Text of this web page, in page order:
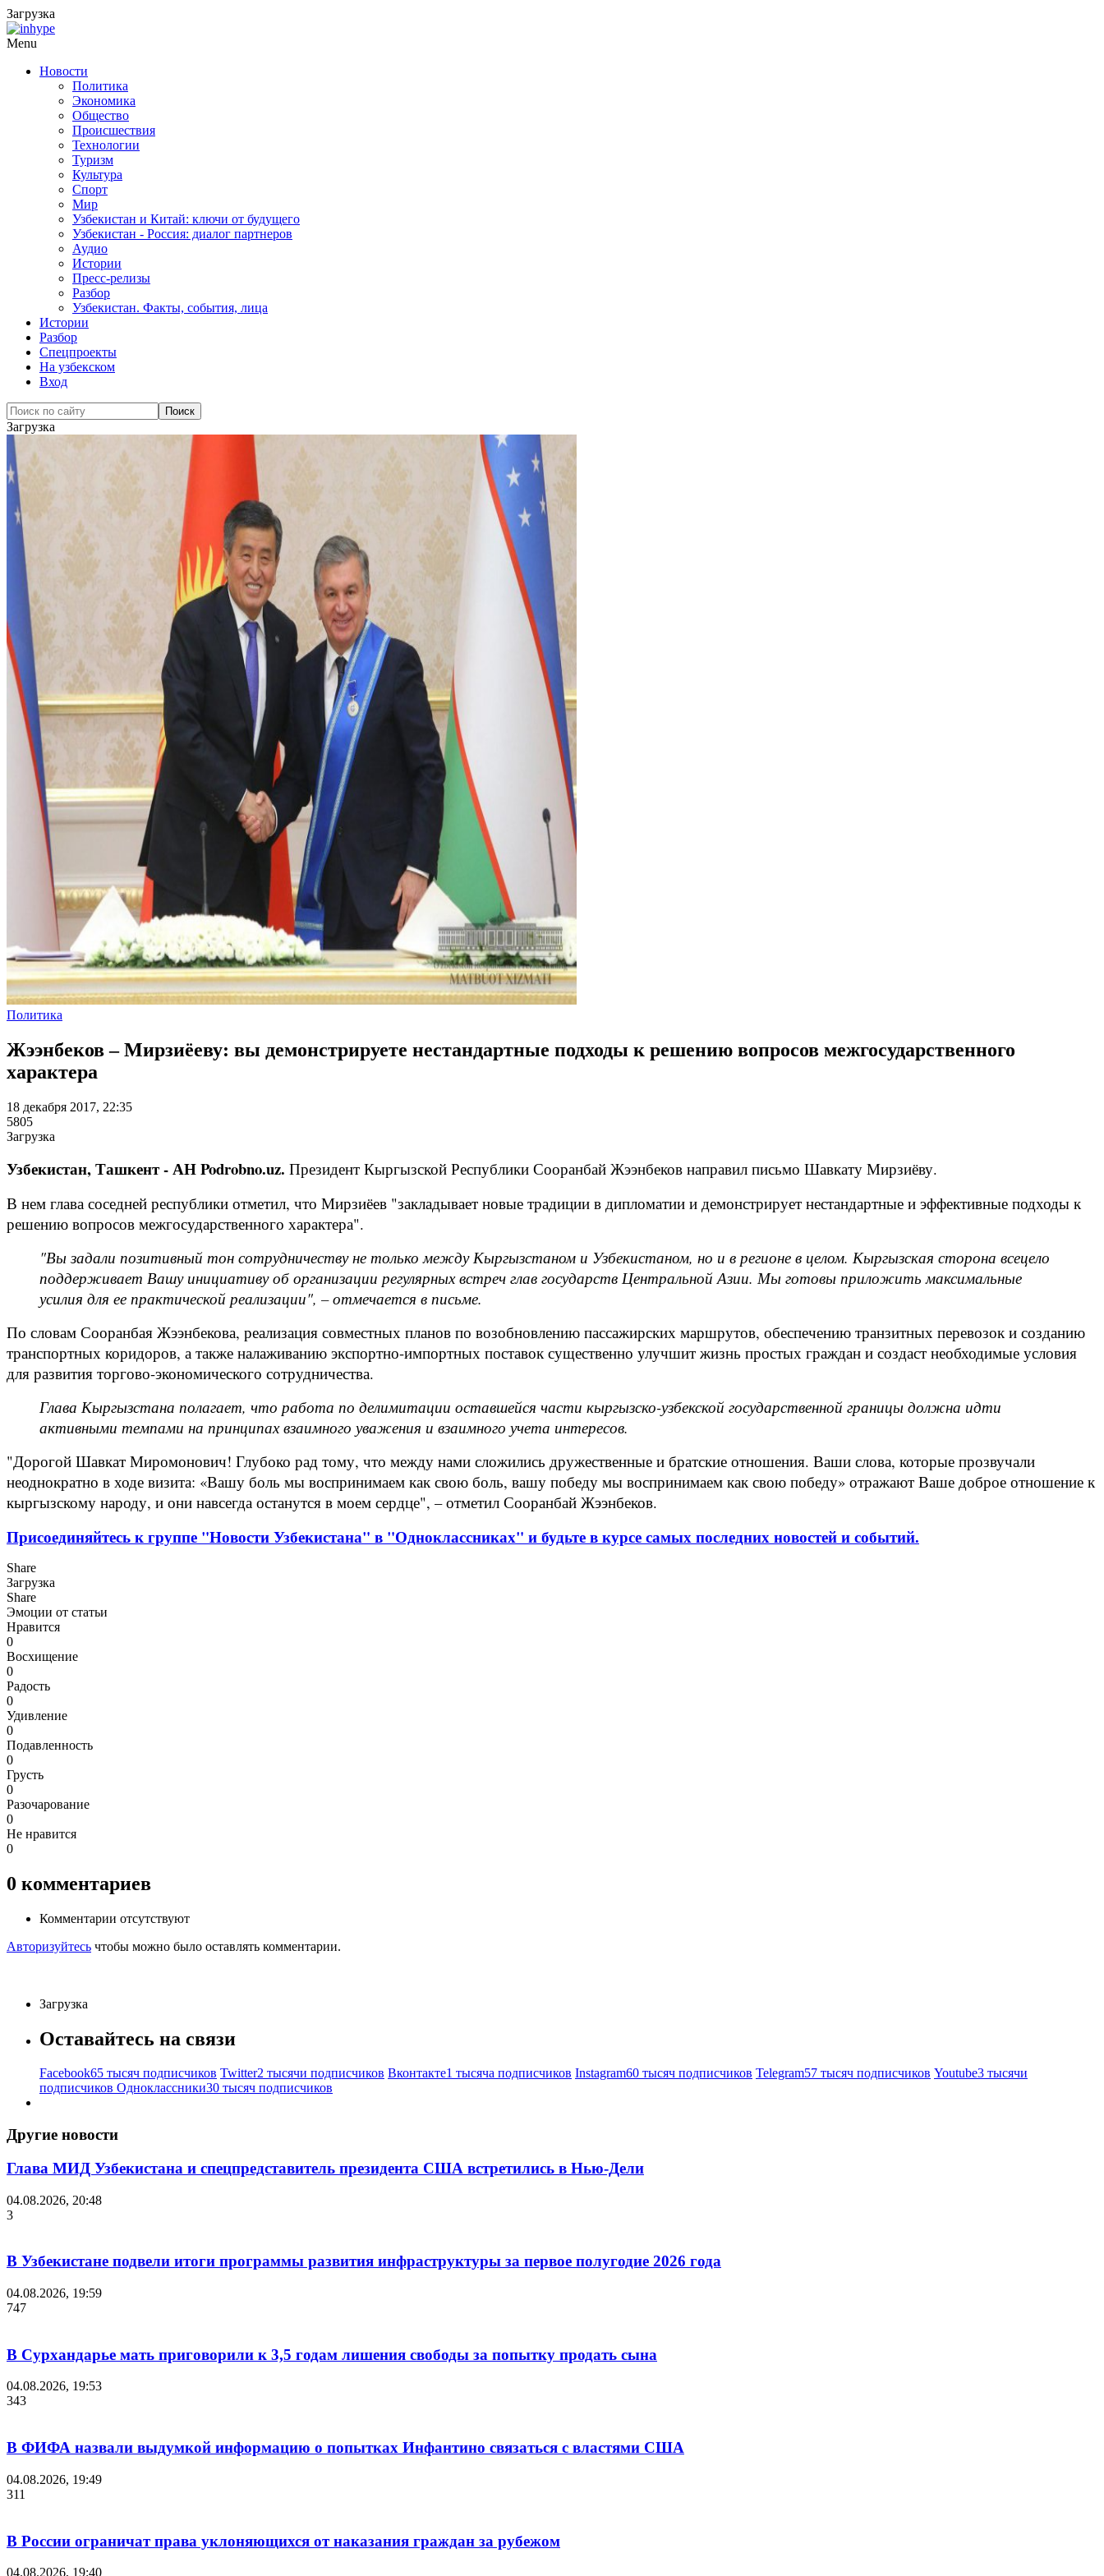
Загрузка
Menu
Новости
Политика
Экономика
Общество
Происшествия
Технологии
Туризм
Культура
Спорт
Мир
Узбекистан и Китай: ключи от будущего
Узбекистан - Россия: диалог партнеров
Аудио
Истории
Пресс-релизы
Разбор
Узбекистан. Факты, события, лица
Истории
Разбор
Спецпроекты
На узбекском
Вход
Загрузка
Политика
Жээнбеков – Мирзиёеву: вы демонстрируете нестандартные подходы к решению вопросов межгосударственного
характера
18 декабря 2017, 22:35
5805
Загрузка
Узбекистан, Ташкент - АН Podrobno.uz. Президент Кыргызской Республики Сооранбай Жээнбеков направил письмо Шавкату Мирзиёву.
В нем глава соседней республики отметил, что Мирзиёев "закладывает новые традиции в дипломатии и демонстрирует нестандартные и эффективные подходы к
решению вопросов межгосударственного характера".
"Вы задали позитивный тон сотрудничеству не только между Кыргызстаном и Узбекистаном, но и в регионе в целом. Кыргызская сторона всецело
поддерживает Вашу инициативу об организации регулярных встреч глав государств Центральной Азии. Мы готовы приложить максимальные
усилия для ее практической реализации", – отмечается в письме.
По словам Сооранбая Жээнбекова, реализация совместных планов по возобновлению пассажирских маршрутов, обеспечению транзитных перевозок и созданию
транспортных коридоров, а также налаживанию экспортно-импортных поставок существенно улучшит жизнь простых граждан и создаст необходимые условия
для развития торгово-экономического сотрудничества.
Глава Кыргызстана полагает, что работа по делимитации оставшейся части кыргызско-узбекской государственной границы должна идти
активными темпами на принципах взаимного уважения и взаимного учета интересов.
"Дорогой Шавкат Миромонович! Глубоко рад тому, что между нами сложились дружественные и братские отношения. Ваши слова, которые прозвучали
неоднократно в ходе визита: «Вашу боль мы воспринимаем как свою боль, вашу победу мы воспринимаем как свою победу» отражают Ваше доброе отношение к
кыргызскому народу, и они навсегда останутся в моем сердце", – отметил Сооранбай Жээнбеков.
Присоединяйтесь к группе "Новости Узбекистана" в "Одноклассниках" и будьте в курсе самых последних новостей и событий.
Share
Загрузка
Share
Эмоции от статьи
Нравится
0
Восхищение
0
Радость
0
Удивление
0
Подавленность
0
Грусть
0
Разочарование
0
Не нравится
0
0 комментариев
Комментарии отсутствуют
Авторизуйтесь чтобы можно было оставлять комментарии.
Загрузка
Оставайтесь на связи
Facebook65 тысяч подписчиков Twitter2 тысячи подписчиков Вконтакте1 тысяча подписчиков Instagram60 тысяч подписчиков Telegram57 тысяч подписчиков Youtube3 тысячи
подписчиков Одноклассники30 тысяч подписчиков
Другие новости
Глава МИД Узбекистана и спецпредставитель президента США встретились в Нью-Дели
04.08.2026, 20:48
3
В Узбекистане подвели итоги программы развития инфраструктуры за первое полугодие 2026 года
04.08.2026, 19:59
747
В Сурхандарье мать приговорили к 3,5 годам лишения свободы за попытку продать сына
04.08.2026, 19:53
343
В ФИФА назвали выдумкой информацию о попытках Инфантино связаться с властями США
04.08.2026, 19:49
311
В России ограничат права уклоняющихся от наказания граждан за рубежом
04.08.2026, 19:40